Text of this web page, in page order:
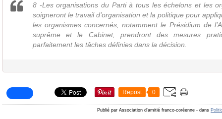
8 -Les organisations du Parti à tous les échelons et les
soigneront le travail d’organisation et la politique pour
les organismes concernés, notamment le Présidium de
suprême et le Cabinet, prendront des mesures
parfaitement les tâches définies dans la décision.
Repost 0
Publié par Association d'amitié franco-coréenne - dans